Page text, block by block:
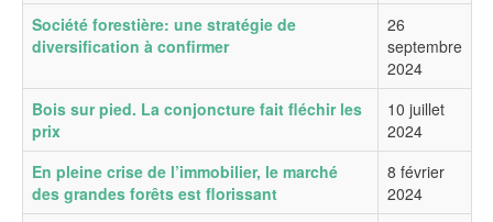
Société forestière: une stratégie de
diversification à confirmer
26
septembre
2024
Bois sur pied. La conjoncture fait fléchir les
prix
10 juillet
2024
En pleine crise de l’immobilier, le marché
des grandes forêts est florissant
8 février
2024